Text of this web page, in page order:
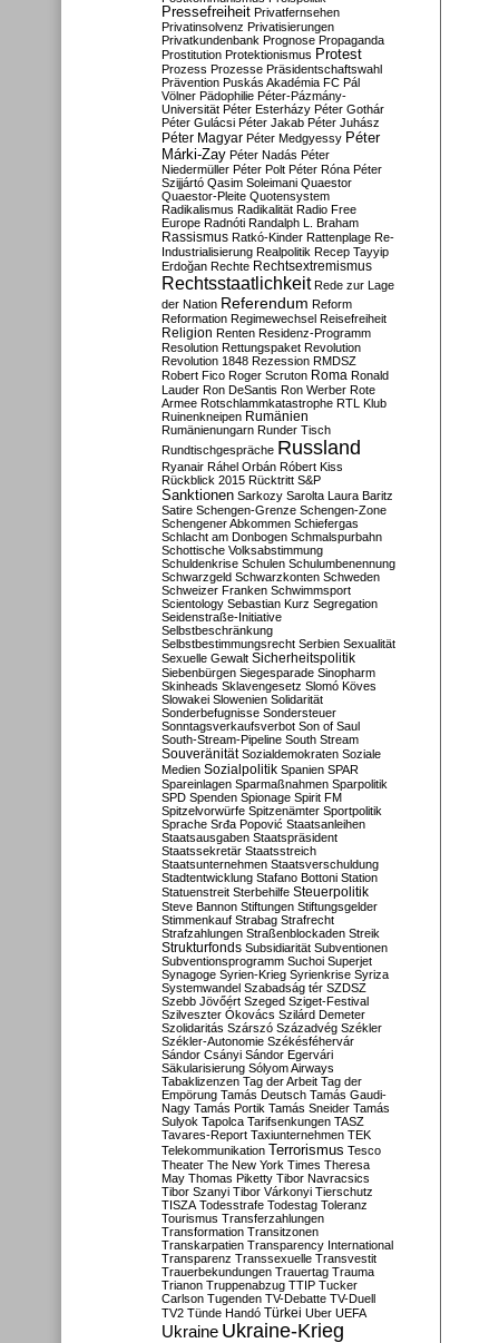
Pressefreiheit Privatfernsehen
Privatinsolvenz Privatisierungen
Privatkundenbank Prognose Propaganda
Prostitution Protektionismus Protest
Prozess Prozesse Präsidentschaftswahl
Prävention Puskás Akadémia FC Pál
Völner Pädophilie Péter-Pázmány-
Universität Péter Esterházy Péter Gothár
Péter Gulácsi Péter Jakab Péter Juhász
Péter Magyar Péter Medgyessy Péter
Márki-Zay Péter Nadás Péter
Niedermüller Péter Polt Péter Róna Péter
Szijjártó Qasim Soleimani Quaestor
Quaestor-Pleite Quotensystem
Radikalismus Radikalität Radio Free
Europe Radnóti Randalph L. Braham
Rassismus Ratkó-Kinder Rattenplage Re-
Industrialisierung Realpolitik Recep Tayyip
Erdoğan Rechte Rechtsextremismus
Rechtsstaatlichkeit Rede zur Lage
der Nation Referendum Reform
Reformation Regimewechsel Reisefreiheit
Religion Renten Residenz-Programm
Resolution Rettungspaket Revolution
Revolution 1848 Rezession RMDSZ
Robert Fico Roger Scruton Roma Ronald
Lauder Ron DeSantis Ron Werber Rote
Armee Rotschlammkatastrophe RTL Klub
Ruinenkneipen Rumänien
Rumänienungarn Runder Tisch
Rundtischgespräche Russland
Ryanair Ráhel Orbán Róbert Kiss
Rückblick 2015 Rücktritt S&P
Sanktionen Sarkozy Sarolta Laura Baritz
Satire Schengen-Grenze Schengen-Zone
Schengener Abkommen Schiefergas
Schlacht am Donbogen Schmalspurbahn
Schottische Volksabstimmung
Schuldenkrise Schulen Schulumbenennung
Schwarzgeld Schwarzkonten Schweden
Schweizer Franken Schwimmsport
Scientology Sebastian Kurz Segregation
Seidenstraße-Initiative
Selbstbeschränkung
Selbstbestimmungsrecht Serbien Sexualität
Sexuelle Gewalt Sicherheitspolitik
Siebenbürgen Siegesparade Sinopharm
Skinheads Sklavengesetz Slomó Köves
Slowakei Slowenien Solidarität
Sonderbefugnisse Sondersteuer
Sonntagsverkaufsverbot Son of Saul
South-Stream-Pipeline South Stream
Souveränität Sozialdemokraten Soziale
Medien Sozialpolitik Spanien SPAR
Spareinlagen Sparmaßnahmen Sparpolitik
SPD Spenden Spionage Spirit FM
Spitzelvorwürfe Spitzenämter Sportpolitik
Sprache Srđa Popović Staatsanleihen
Staatsausgaben Staatspräsident
Staatssekretär Staatsstreich
Staatsunternehmen Staatsverschuldung
Stadtentwicklung Stafano Bottoni Station
Statuenstreit Sterbehilfe Steuerpolitik
Steve Bannon Stiftungen Stiftungsgelder
Stimmenkauf Strabag Strafrecht
Strafzahlungen Straßenblockaden Streik
Strukturfonds Subsidiarität Subventionen
Subventionsprogramm Suchoi Superjet
Synagoge Syrien-Krieg Syrienkrise Syriza
Systemwandel Szabadság tér SZDSZ
Szebb Jövőért Szeged Sziget-Festival
Szilveszter Ókovács Szilárd Demeter
Szolidaritás Szárszó Századvég Székler
Székler-Autonomie Székésféhervár
Sándor Csányi Sándor Egervári
Säkularisierung Sólyom Airways
Tabaklizenzen Tag der Arbeit Tag der
Empörung Tamás Deutsch Tamás Gaudi-
Nagy Tamás Portik Tamás Sneider Tamás
Sulyok Tapolca Tarifsenkungen TASZ
Tavares-Report Taxiunternehmen TEK
Telekommunikation Terrorismus Tesco
Theater The New York Times Theresa
May Thomas Piketty Tibor Navracsics
Tibor Szanyi Tibor Várkonyi Tierschutz
TISZA Todesstrafe Todestag Toleranz
Tourismus Transferzahlungen
Transformation Transitzonen
Transkarpatien Transparency International
Transparenz Transsexuelle Transvestit
Trauerbekundungen Trauertag Trauma
Trianon Truppenabzug TTIP Tucker
Carlson Tugenden TV-Debatte TV-Duell
TV2 Tünde Handó Türkei Uber UEFA
Ukraine Ukraine-Krieg